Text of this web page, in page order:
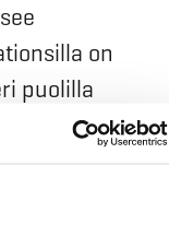
on
puolilla
vaativien